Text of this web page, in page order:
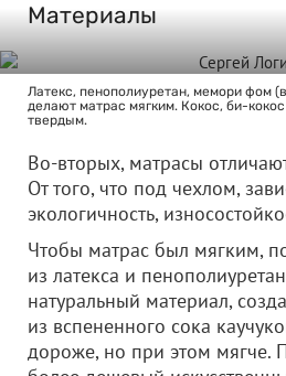
Материалы
Латекс, пенополиуретан, мемори фом
делают матрас мягким. Кокос, би-
твердым.
Во-вторых, матрасы
От того, что под чехлом,
экологичность,
Чтобы матрас был мягким,
из латекса и
натуральный материал,
из вспененного сока
дороже, но при этом мягче.